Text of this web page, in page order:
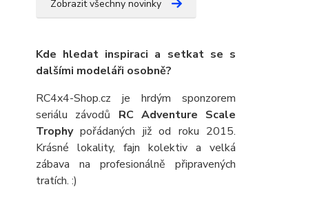
Zobrazit všechny novinky
Kde hledat inspiraci a setkat se s
dalšími modeláři osobně?
RC4x4-Shop.cz je hrdým sponzorem
seriálu závodů RC Adventure Scale
Trophypořádaných již od roku 2015.
Krásné lokality, fajn kolektiv a velká
zábava na profesionálně připravených
tratích. :)